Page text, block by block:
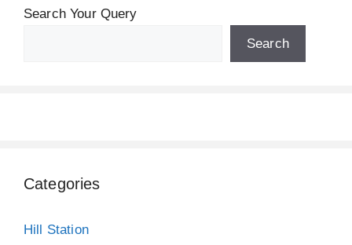
Search Your Query
Search
Categories
Hill Station